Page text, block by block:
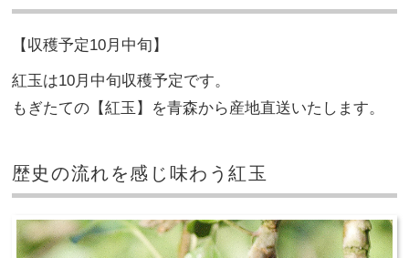
【収穫予定10月中旬】
紅玉は10月中旬収穫予定です。
もぎたての【紅玉】を青森から産地直送いたします。
歴史の流れを感じ味わう紅玉